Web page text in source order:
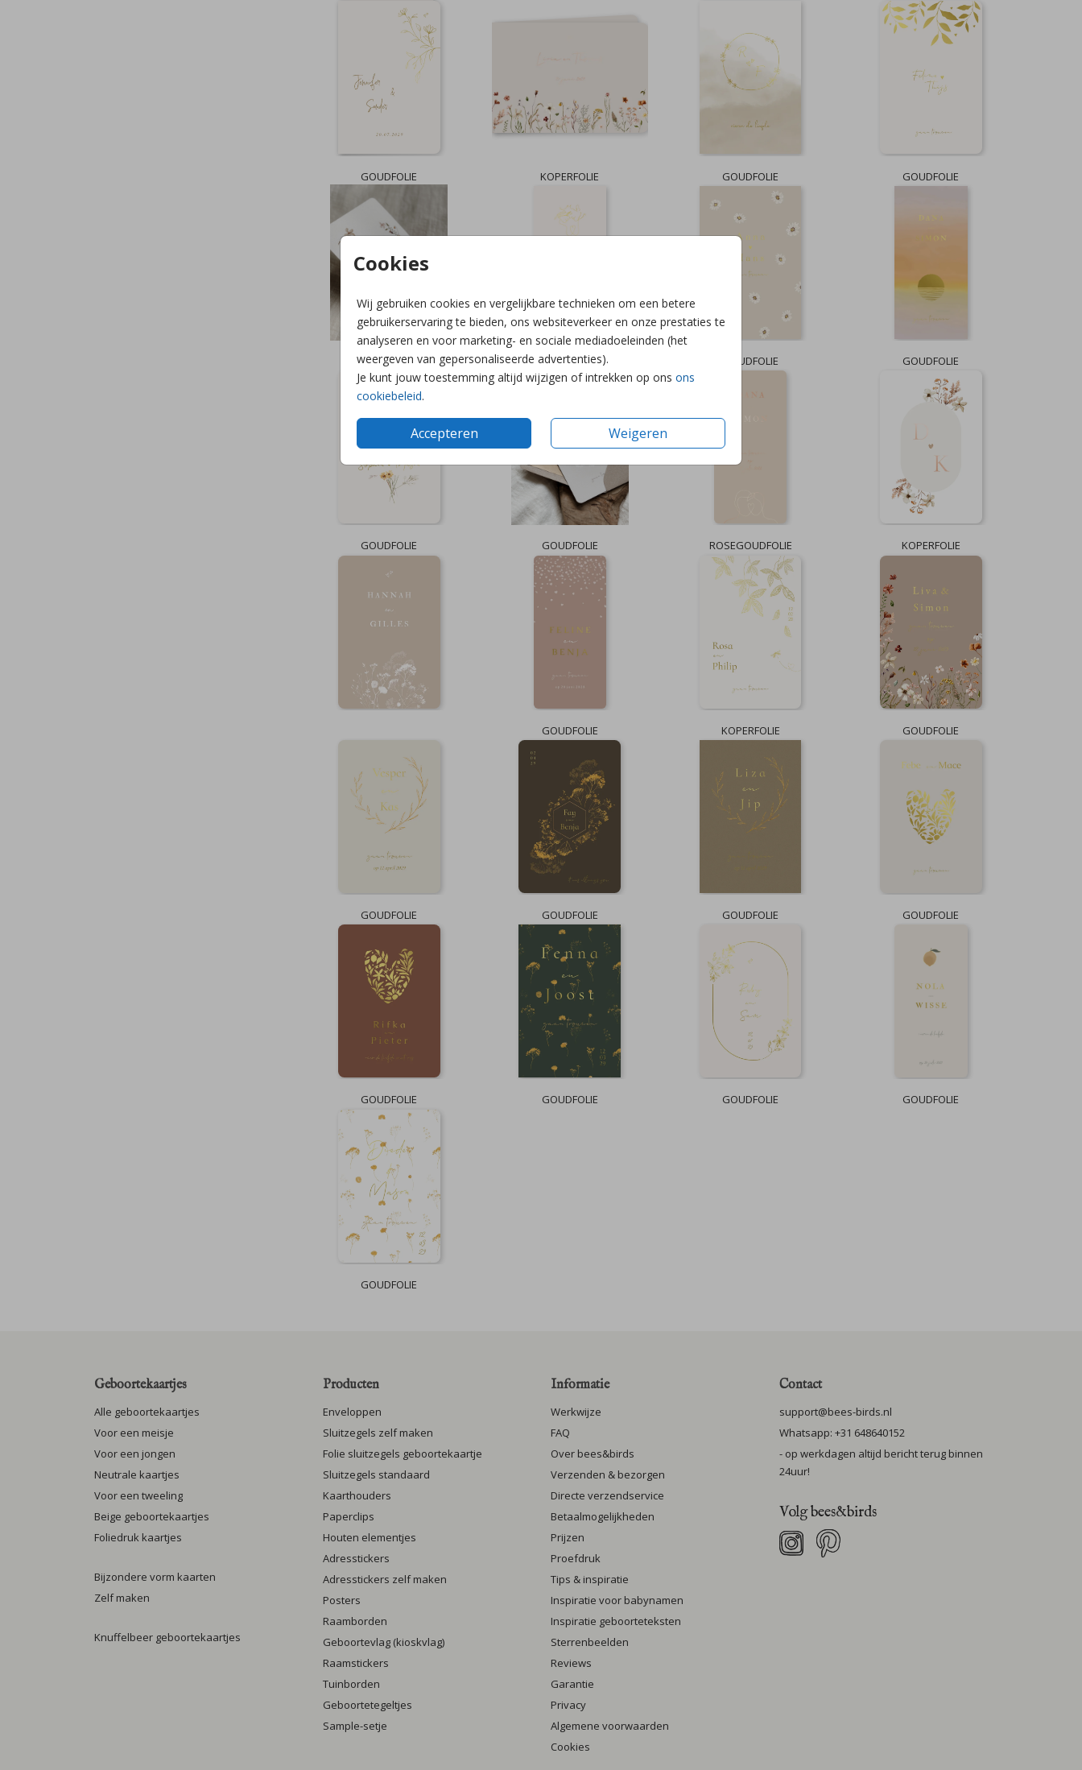
Cookies
Wij gebruiken cookies en vergelijkbare technieken om een betere
gebruikerservaring te bieden, ons websiteverkeer en onze prestaties te
analyseren en voor marketing- en sociale mediadoeleinden (het
weergeven van gepersonaliseerde advertenties).
Je kunt jouw toestemming altijd wijzigen of intrekken op ons ons
cookiebeleid.
Accepteren Weigeren
GOUDFOLIE KOPERFOLIE GOUDFOLIE GOUDFOLIE
GOUDFOLIE GOUDFOLIE GOUDFOLIE GOUDFOLIE
GOUDFOLIE GOUDFOLIE ROSEGOUDFOLIE KOPERFOLIE
GOUDFOLIE KOPERFOLIE GOUDFOLIE
GOUDFOLIE GOUDFOLIE GOUDFOLIE GOUDFOLIE
GOUDFOLIE GOUDFOLIE GOUDFOLIE GOUDFOLIE
GOUDFOLIE
Geboortekaartjes
Alle geboortekaartjes
Voor een meisje
Voor een jongen
Neutrale kaartjes
Voor een tweeling
Beige geboortekaartjes
Foliedruk kaartjes
Bijzondere vorm kaarten
Zelf maken
Knuffelbeer geboortekaartjes
Producten
Enveloppen
Sluitzegels zelf maken
Folie sluitzegels geboortekaartje
Sluitzegels standaard
Kaarthouders
Paperclips
Houten elementjes
Adresstickers
Adresstickers zelf maken
Posters
Raamborden
Geboortevlag (kioskvlag)
Raamstickers
Tuinborden
Geboortetegeltjes
Sample-setje
Informatie
Werkwijze
FAQ
Over bees&birds
Verzenden & bezorgen
Directe verzendservice
Betaalmogelijkheden
Prijzen
Proefdruk
Tips & inspiratie
Inspiratie voor babynamen
Inspiratie geboorteteksten
Sterrenbeelden
Reviews
Garantie
Privacy
Algemene voorwaarden
Cookies
Contact
support@bees-birds.nl
Whatsapp: +31 648640152
- op werkdagen altijd bericht terug binnen
24uur!
Volg bees&birds